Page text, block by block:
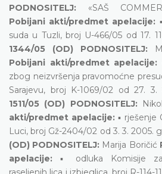
PODNOSITELJ: «SAŠ
Pobijani akti/predmet apelacije:
suda u Tuzli, broj U-466/05 od 17.
1344/05 (OD) PODNOSITELJ:
Pobijani akti/predmet apelacije:
zbog neizvršenja pravomoćne
Sarajevu, broj K-1069/02 od 27.
1511/05 (OD) PODNOSITELJ:
akti/predmet apelacije: ▪ rješenje
Luci, broj Gž-2404/02 od 3. 3. 2005.
(OD) PODNOSITELJ: Marija Boričić
apelacije: ▪ odluka Komisije